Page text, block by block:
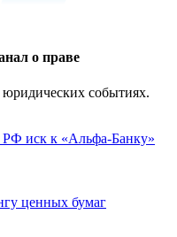
о праве
событиях.
РФ иск к «Альфа-Банку»
ценных бумаг